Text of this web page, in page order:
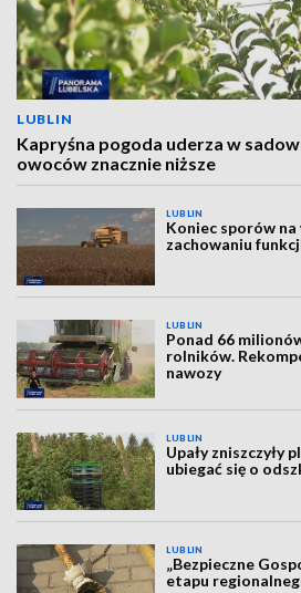
LUBLIN
Kapryśna pogoda uderza w
owoców znacznie niższe
LUBLIN
Koniec sporów
zachowaniu
LUBLIN
Ponad 66
rolników.
nawozy
LUBLIN
Upały zniszczyły
ubiegać się o
LUBLIN
„Bezpieczne
etapu